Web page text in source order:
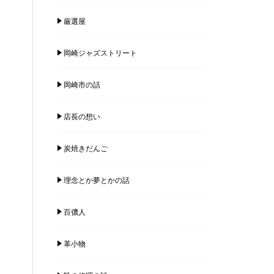
厳選屋
岡崎ジャズストリート
岡崎市の話
店長の想い
炭焼きだんご
理念とか夢とかの話
百儂人
革小物